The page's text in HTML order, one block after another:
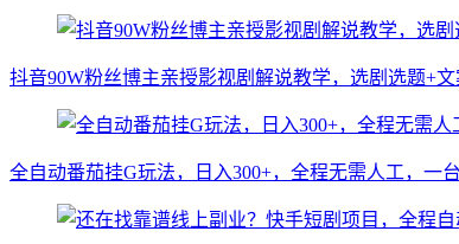
抖音90W粉丝博主亲授影视剧解说教学，选剧选题+
全自动番茄挂G玩法，日入300+，全程无需人工，一